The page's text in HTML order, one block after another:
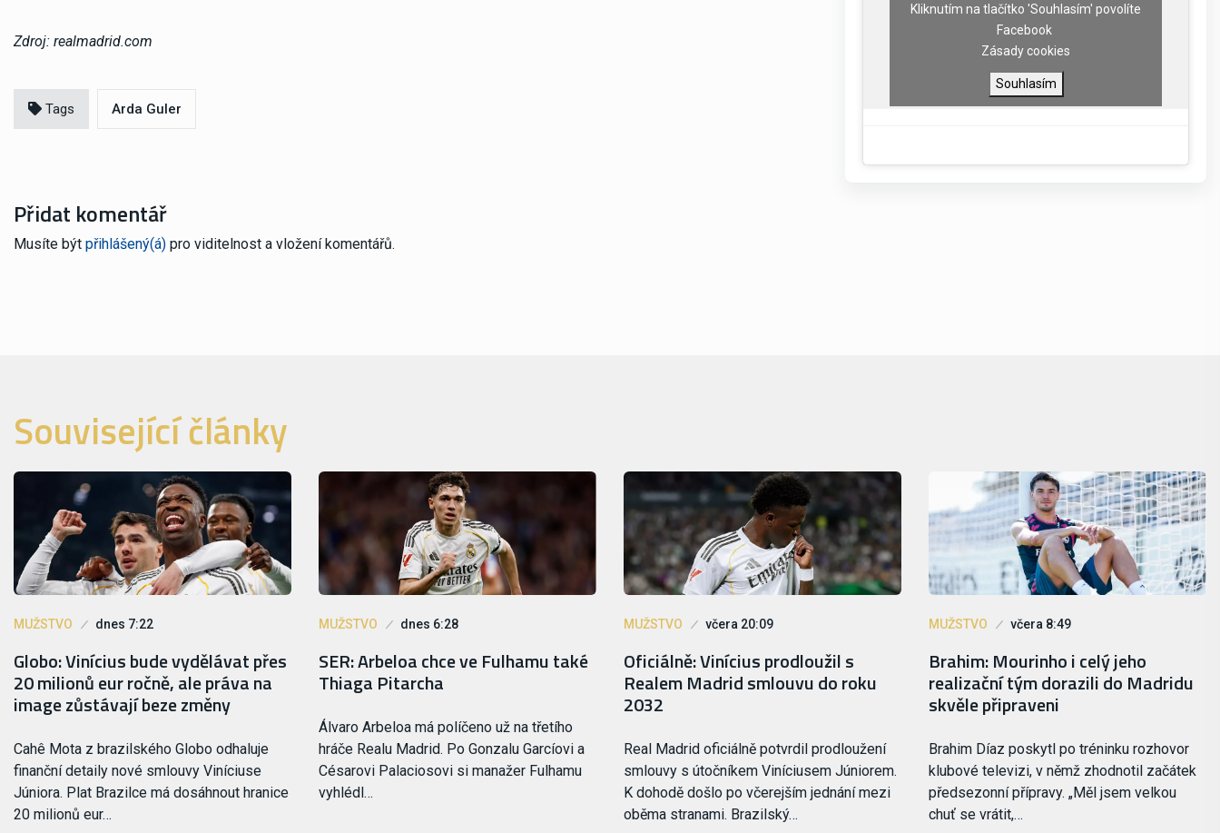
Zdroj: realmadrid.com
Tags Arda Guler
Přidat komentář
Musíte být přihlášený(á) pro viditelnost a vložení komentářů.
Kliknutím na tlačítko 'Souhlasím' povolíte
Facebook
Zásady cookies
Souhlasím
Související články
MUŽSTVO dnes 7:22
Globo: Vinícius bude vydělávat přes
20 milionů eur ročně, ale práva na
image zůstávají beze změny
Cahê Mota z brazilského Globo odhaluje
finanční detaily nové smlouvy Viníciuse
Júniora. Plat Brazilce má dosáhnout hranice
20 milionů eur…
MUŽSTVO dnes 6:28
SER: Arbeloa chce ve Fulhamu také
Thiaga Pitarcha
Álvaro Arbeloa má políčeno už na třetího
hráče Realu Madrid. Po Gonzalu Garcíovi a
Césarovi Palaciosovi si manažer Fulhamu
vyhlédl…
MUŽSTVO včera 20:09
Oficiálně: Vinícius prodloužil s
Realem Madrid smlouvu do roku
2032
Real Madrid oficiálně potvrdil prodloužení
smlouvy s útočníkem Viníciusem Júniorem.
K dohodě došlo po včerejším jednání mezi
oběma stranami. Brazilský…
MUŽSTVO včera 8:49
Brahim: Mourinho i celý jeho
realizační tým dorazili do Madridu
skvěle připraveni
Brahim Díaz poskytl po tréninku rozhovor
klubové televizi, v němž zhodnotil začátek
předsezonní přípravy. „Měl jsem velkou
chuť se vrátit,…